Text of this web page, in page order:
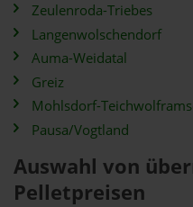
Zeulenroda-Triebes
Langenwolschendorf
Auma-Weidatal
Greiz
Mohlsdorf-
Pausa/Vogtland
Auswahl von
Pelletpreisen